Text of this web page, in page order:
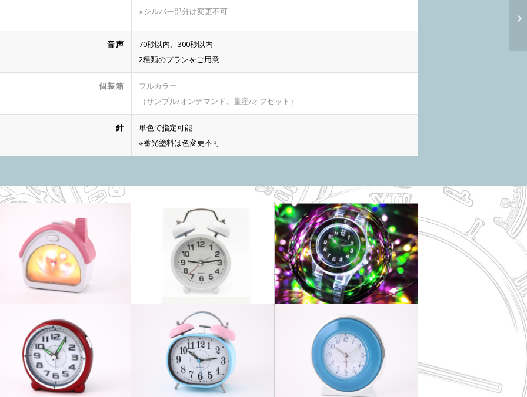
※シルバー部分は変更不可
音声
70秒以内、300秒以内
2種類のプランをご用意
個装箱
フルカラー
（サンプル/オンデマンド、量産/オフセット）
針
単色で指定可能
※蓄光塗料は色変更不可